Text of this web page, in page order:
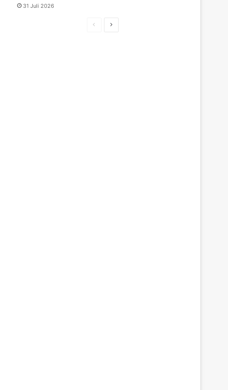
31 Juli 2026
HalamanHalaman